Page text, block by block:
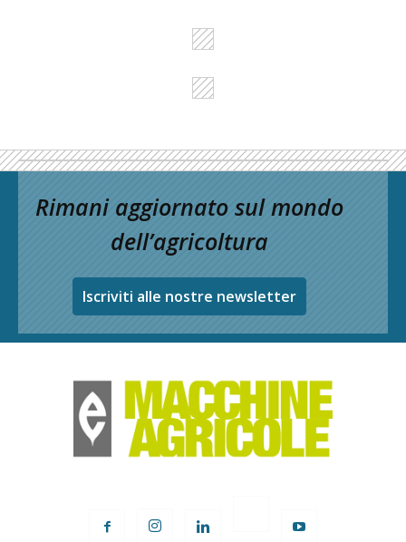
Rimani aggiornato sul mondo
dell’agricoltura
Iscriviti alle nostre newsletter